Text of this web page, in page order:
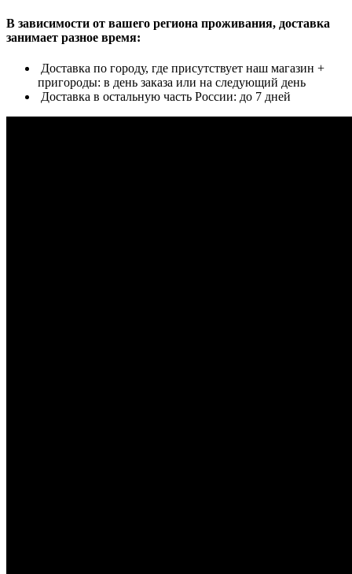
В зависимости от вашего региона проживания, доставка
занимает разное время:
Доставка по городу, где присутствует наш магазин +
пригороды: в день заказа или на следующий день
Доставка в остальную часть России: до 7 дней